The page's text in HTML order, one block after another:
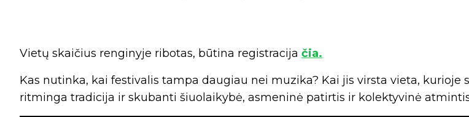
Vietų skaičius renginyje ribotas, būtina registracija čia.
Kas nutinka, kai festivalis tampa daugiau nei muzika? Kai jis virsta vieta, kurioje
ritminga tradicija ir skubanti šiuolaikybė, asmeninė patirtis ir kolektyvinė